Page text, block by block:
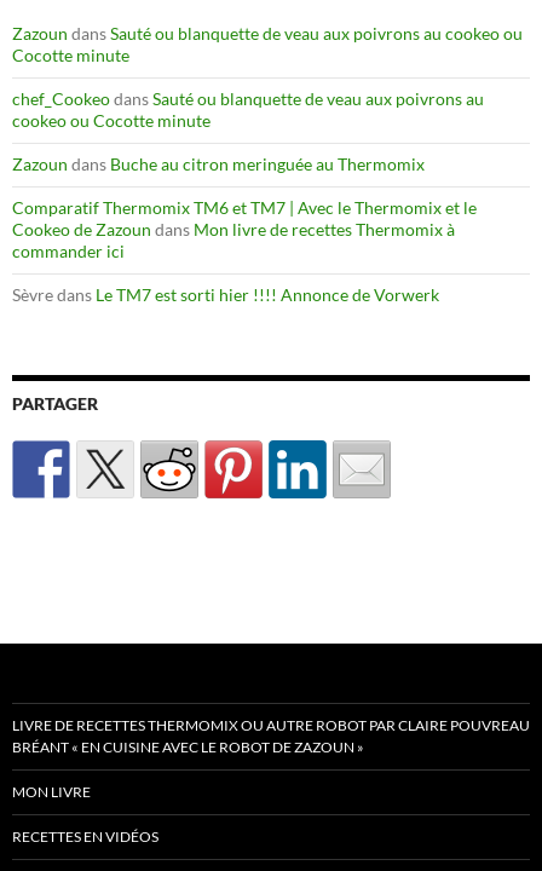
Zazoun dansSauté ou blanquette de veau aux poivrons au cookeo ou
Cocotte minute
chef_CookeodansSauté ou blanquette de veau aux poivrons au
cookeo ou Cocotte minute
Zazoun dans Buche au citron meringuée au Thermomix
Comparatif Thermomix TM6 et TM7 | Avec le Thermomix et le
Cookeo de Zazoun dans Mon livre de recettes Thermomix à
commander ici
Sèvredans Le TM7 est sorti hier !!!! Annonce de Vorwerk
PARTAGER
LIVRE DE RECETTES THERMOMIX OU AUTRE ROBOT PAR CLAIRE POUVREAU
BRÉANT « EN CUISINE AVEC LE ROBOT DE ZAZOUN »
MON LIVRE
RECETTES EN VIDÉOS